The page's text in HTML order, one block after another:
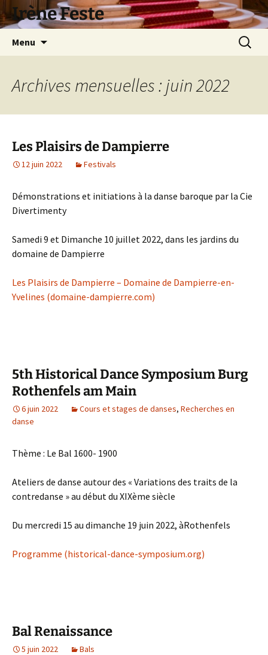
Aller
au Irène Feste
Menu
Archives mensuelles : juin 2022
Les Plaisirs de Dampierre
12 juin 2022 Festivals
Démonstrations et initiations à la danse baroque par la Cie
Divertimenty
Samedi 9 et Dimanche 10 juillet 2022, dans les jardins du
domaine de Dampierre
Les Plaisirs de Dampierre – Domaine de Dampierre-en-
Yvelines (domaine-dampierre.com)
5th Historical Dance Symposium Burg
Rothenfels am Main
6 juin 2022 Cours et stages de danses, Recherches en
danse
Thème : Le Bal 1600- 1900
Ateliers de danse autour des « Variations des traits de la
contredanse » au début du XIXème siècle
Du mercredi 15 au dimanche 19 juin 2022, àRothenfels
Programme (historical-dance-symposium.org)
Bal Renaissance
5 juin 2022 Bals